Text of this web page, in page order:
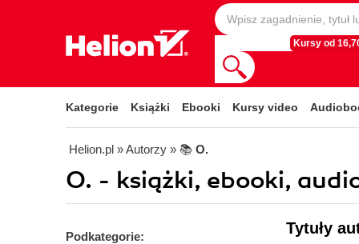
Kursy od
Kategorie Książki Ebooki Kursy video
Helion.pl » Autorzy » 📚 O.
O. - książki, ebooki,
Podkategorie:
Tytuły